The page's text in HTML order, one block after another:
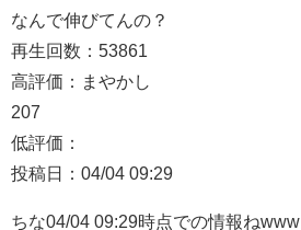
なんで伸びてんの？
再生回数：53861
高評価：まやかし
207
低評価：
投稿日：04/04 09:29
ちな04/04 09:29時点での情報ねwww